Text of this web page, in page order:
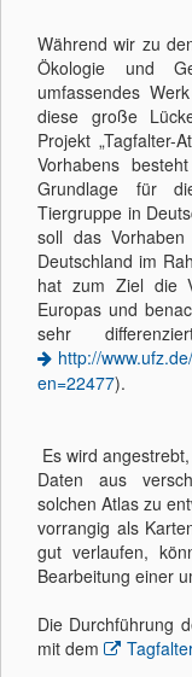
Während wir zu
Ökologie und
umfassendes
diese große
Projekt „Tagfalter-
Vorhabens
Grundlage für
Tiergruppe in
soll das
Deutschland im
hat zum Ziel die
Europas und
sehr
http://
en=22477).
Es wird
Daten aus
solchen Atlas zu
vorrangig als
gut verlaufen,
Bearbeitung einer
Die Durchführung
mit dem